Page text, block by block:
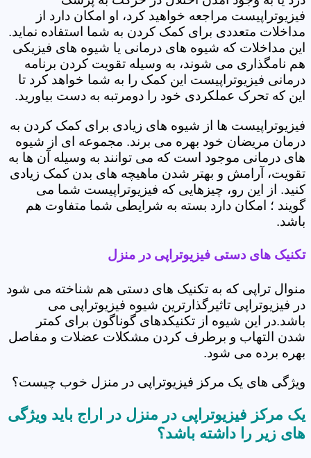
فیزیوتراپیست مراجعه خواهید کرد، او امکان دارد از
مداخلات متعددی برای کمک کردن به شما استفاده نماید.
این مداخلات که شیوه های درمانی یا شیوه های فیزیکی
هم نامگذاری می شوند، به وسیله تقویت کردن برنامه
درمانی فیزیوتراپیست این کمک را به شما خواهد کرد تا
این که تحرک عملکردی خود را دومرتبه به دست بیاورید.
فیزیوتراپیست ها از شیوه های زیادی برای کمک کردن به
درمان مریضان خود بهره می برند. مجموعه ای از شیوه
های درمانی موجود است که می توانند به وسیله آن ها به
تقویت، آرامش و بهتر شدن ماهیچه های بدن کمک زیادی
کنید. از این رو، چیزهایی که فیزیوتراپیست شما می
گویند ؛ امکان دارد بسته به شرایطی شما متفاوت هم
باشد.
تکنیک های دستی فیزیوتراپی در منزل
منوال تراپی که به تکنیک های دستی هم شناخته می شود
در فیزیوتراپی تاثیرگذارترین شیوه فیزیوتراپی می
باشد.در این شیوه از تکنیکدهای گوناگون برای کمتر
شدن التهاب و برطرف کردن مشکلات عضلات و مفاصل
بهره برده می شود.
ویژگی های یک مرکز فیزیوتراپی در منزل خوب چیست؟
یک مرکز فیزیوتراپی در منزل در اراج باید ویژگی
های زیر را داشته باشد؟